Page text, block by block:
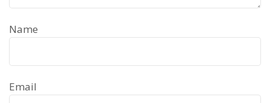
Name
Email